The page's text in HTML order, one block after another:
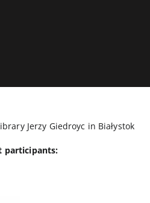
Jerzy Giedroyc in Białystok
participants: